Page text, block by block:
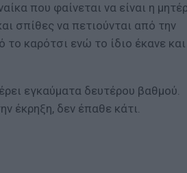
που φαίνεται να είναι η
σπίθες να πετιούνται από την
καρότσι ενώ το ίδιο έκανε και
εγκαύματα δευτέρου βαθμού.
έκρηξη, δεν έπαθε κάτι.